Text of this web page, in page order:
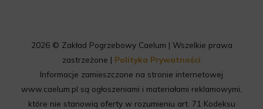
2026 © Zakład Pogrzebowy Caelum | Wszelkie prawa
zastrzeżone | Polityka Prywatności
Informacje zamieszczone na stronie internetowej
www.caelum.pl są ogłoszeniami i materiałami reklamowymi,
które nie stanowią oferty w rozumieniu art. 71 Kodeksu